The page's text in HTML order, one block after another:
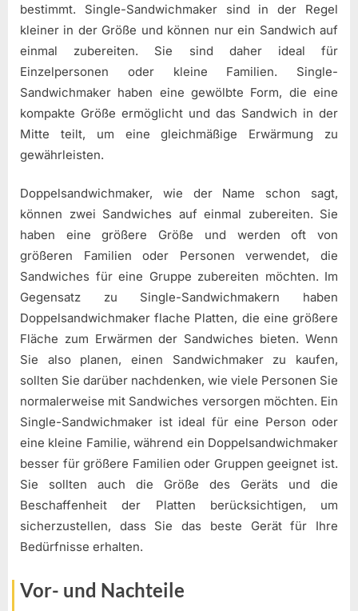
bestimmt. Single-Sandwichmaker sind in der Regel
kleiner in der Größe und können nur ein Sandwich auf
einmal zubereiten. Sie sind daher ideal für
Einzelpersonen oder kleine Familien. Single-
Sandwichmaker haben eine gewölbte Form, die eine
kompakte Größe ermöglicht und das Sandwich in der
Mitte teilt, um eine gleichmäßige Erwärmung zu
gewährleisten.
Doppelsandwichmaker, wie der Name schon sagt,
können zwei Sandwiches auf einmal zubereiten. Sie
haben eine größere Größe und werden oft von
größeren Familien oder Personen verwendet, die
Sandwiches für eine Gruppe zubereiten möchten. Im
Gegensatz zu Single-Sandwichmakern haben
Doppelsandwichmaker flache Platten, die eine größere
Fläche zum Erwärmen der Sandwiches bieten. Wenn
Sie also planen, einen Sandwichmaker zu kaufen,
sollten Sie darüber nachdenken, wie viele Personen Sie
normalerweise mit Sandwiches versorgen möchten. Ein
Single-Sandwichmaker ist ideal für eine Person oder
eine kleine Familie, während ein Doppelsandwichmaker
besser für größere Familien oder Gruppen geeignet ist.
Sie sollten auch die Größe des Geräts und die
Beschaffenheit der Platten berücksichtigen, um
sicherzustellen, dass Sie das beste Gerät für Ihre
Bedürfnisse erhalten.
Vor- und Nachteile